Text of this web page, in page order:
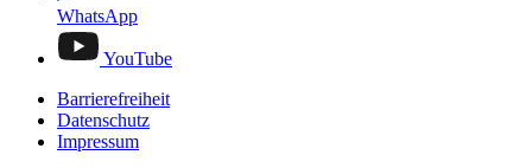
WhatsApp
YouTube
Barrierefreiheit
Datenschutz
Impressum